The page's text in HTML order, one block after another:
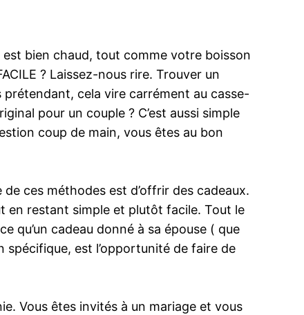
bien chaud, tout comme votre boisson
? Laissez-nous rire. Trouver un
cela vire carrément au casse-
pour un couple ? C’est aussi simple
coup de main, vous êtes au bon
ces méthodes est d’offrir des cadeaux.
en restant simple et plutôt facile. Tout le
qu’un cadeau donné à sa épouse ( que
spécifique, est l’opportunité de faire de
Vous êtes invités à un mariage et vous